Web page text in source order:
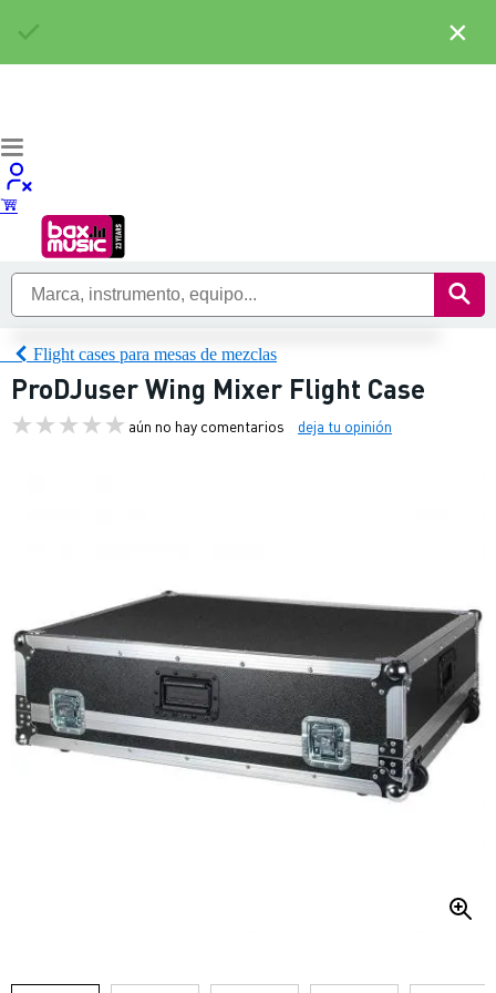
Flight cases para mesas de mezclas
ProDJuser Wing Mixer Flight Case
aún no hay comentarios deja tu opinión
×